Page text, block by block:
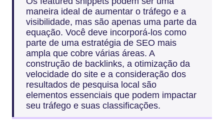
maneira ideal de aumentar o tráfego e a
visibilidade, mas são apenas uma parte da
equação. Você deve incorporá-los como
parte de uma estratégia de SEO mais
ampla que cobre várias áreas. A
construção de backlinks, a otimização da
velocidade do site e a consideração dos
resultados de pesquisa local são
elementos essenciais que podem impactar
seu tráfego e suas classificações.